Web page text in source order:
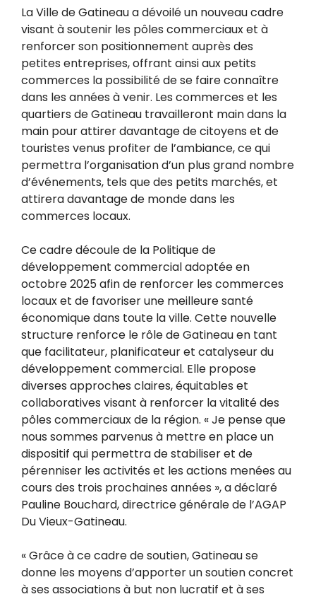
La Ville de Gatineau a dévoilé un nouveau cadre
visant à soutenir les pôles commerciaux et à
renforcer son positionnement auprès des
petites entreprises, offrant ainsi aux petits
commerces la possibilité de se faire connaître
dans les années à venir. Les commerces et les
quartiers de Gatineau travailleront main dans la
main pour attirer davantage de citoyens et de
touristes venus profiter de l’ambiance, ce qui
permettra l’organisation d’un plus grand nombre
d’événements, tels que des petits marchés, et
attirera davantage de monde dans les
commerces locaux.
Ce cadre découle de la Politique de
développement commercial adoptée en
octobre 2025 afin de renforcer les commerces
locaux et de favoriser une meilleure santé
économique dans toute la ville. Cette nouvelle
structure renforce le rôle de Gatineau en tant
que facilitateur, planificateur et catalyseur du
développement commercial. Elle propose
diverses approches claires, équitables et
collaboratives visant à renforcer la vitalité des
pôles commerciaux de la région. « Je pense que
nous sommes parvenus à mettre en place un
dispositif qui permettra de stabiliser et de
pérenniser les activités et les actions menées au
cours des trois prochaines années », a déclaré
Pauline Bouchard, directrice générale de l’AGAP
Du Vieux-Gatineau.
« Grâce à ce cadre de soutien, Gatineau se
donne les moyens d’apporter un soutien concret
à ses associations à but non lucratif et à ses